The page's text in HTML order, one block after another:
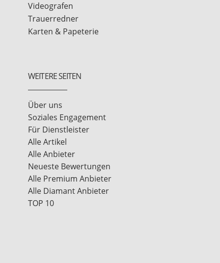
Videografen
Trauerredner
Karten & Papeterie
WEITERE SEITEN
Über uns
Soziales Engagement
Für Dienstleister
Alle Artikel
Alle Anbieter
Neueste Bewertungen
Alle Premium Anbieter
Alle Diamant Anbieter
TOP 10